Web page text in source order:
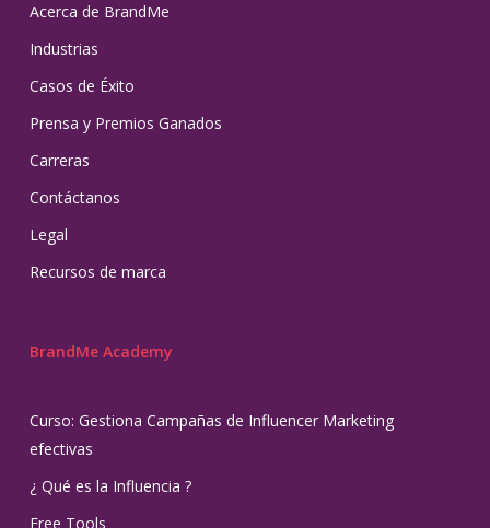
Acerca de BrandMe
Industrias
Casos de Éxito
Prensa y Premios Ganados
Carreras
Contáctanos
Legal
Recursos de marca
BrandMe Academy
Curso: Gestiona Campañas de Influencer Marketing
efectivas
¿ Qué es la Influencia ?
Free Tools